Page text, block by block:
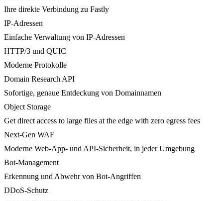
Ihre direkte Verbindung zu Fastly
IP-Adressen
Einfache Verwaltung von IP-Adressen
HTTP/3 und QUIC
Moderne Protokolle
Domain Research API
Sofortige, genaue Entdeckung von Domainnamen
Object Storage
Get direct access to large files at the edge with zero egress fees
Next-Gen WAF
Moderne Web-App- und API-Sicherheit, in jeder Umgebung
Bot-Management
Erkennung und Abwehr von Bot-Angriffen
DDoS-Schutz